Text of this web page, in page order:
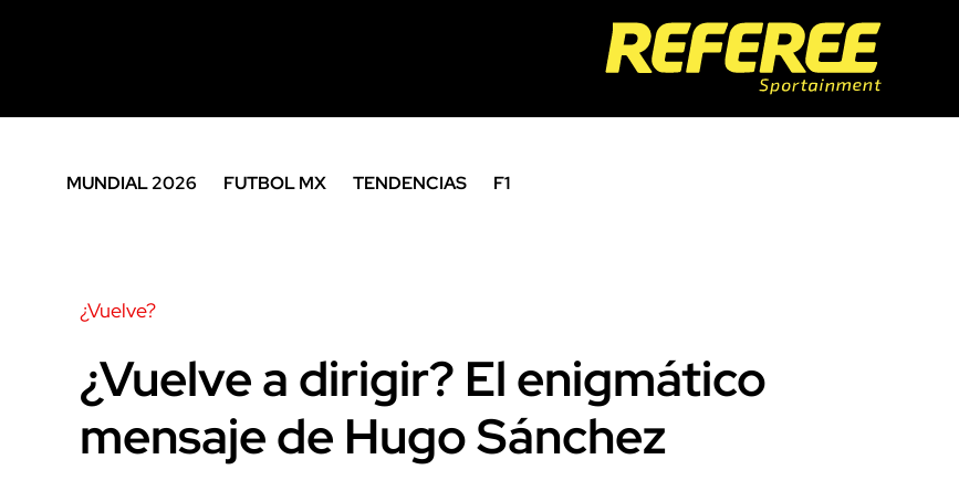
MUNDIAL 2026 FUTBOL MX TENDENCIAS
F1
¿Vuelve?
¿Vuelve a dirigir? El enigmático
mensaje de Hugo Sánchez